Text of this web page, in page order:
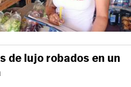
de lujo robados en un